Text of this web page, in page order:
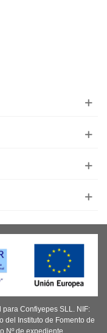
Confiyepes SLL. NIF:
del Instituto de Fomento de
Nº de expediente